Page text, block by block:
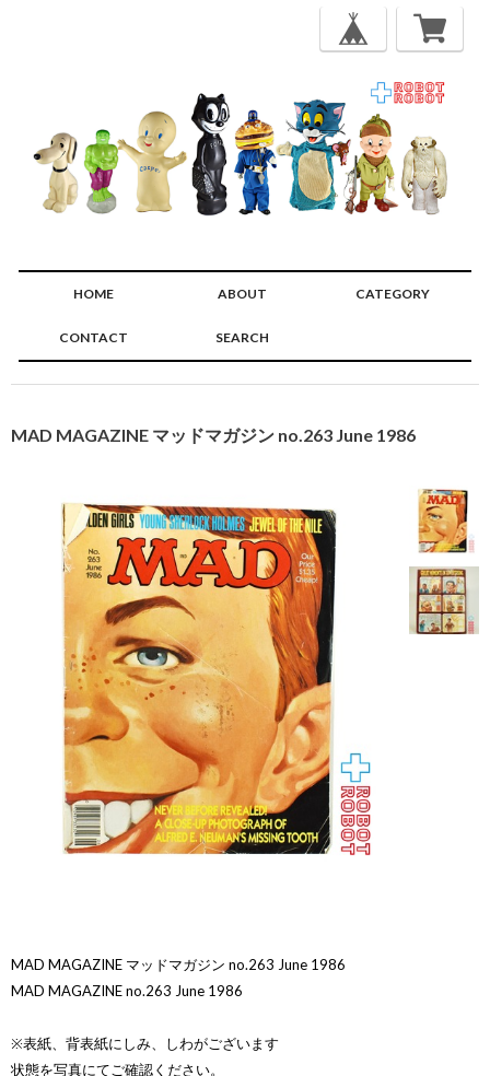
HOME ABOUT CATEGORY
CONTACT SEARCH
MAD MAGAZINE マッドマガジン no.263 June 1986
MAD MAGAZINE マッドマガジン no.263 June 1986
MAD MAGAZINE no.263 June 1986
※表紙、背表紙にしみ、しわがございます
状態を写真にてご確認ください。